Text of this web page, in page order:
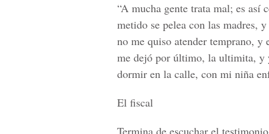
“A mucha gente trata mal; es así
metido se pelea con las madres,
no me quiso atender temprano,
me dejó por último, la ultimita, y
dormir en la calle, con mi niña
El fiscal
Termina de escuchar el